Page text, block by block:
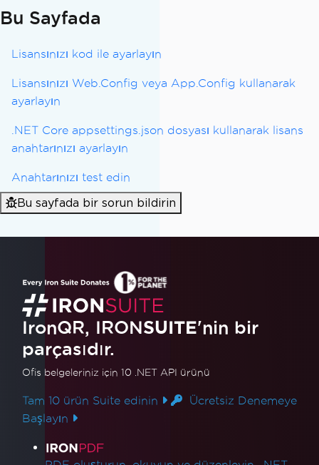
Bu Sayfada
Lisansınızı kod ile ayarlayın
Lisansınızı Web.Config veya App.Config kullanarak
ayarlayın
.NET Core appsettings.json dosyası kullanarak lisans
anahtarınızı ayarlayın
Anahtarınızı test edin
Bu sayfada bir sorun bildirin
IronQR, IRONSUITE'nin bir
parçasıdır.
Ofis belgeleriniz için 10 .NET API ürünü
Tam 10 ürün Suite edinin
Ücretsiz Denemeye
Başlayın
Ürün Bağlantıları